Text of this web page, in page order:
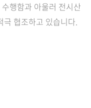
행함과 아울러 전시산
극 협조하고 있습니다.